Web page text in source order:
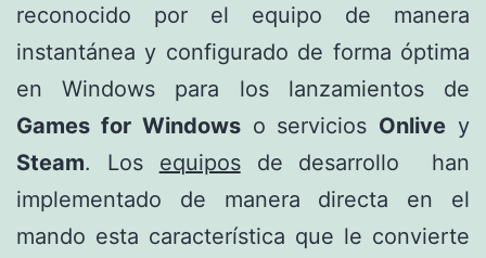
reconocido por el equipo de manera
instantánea y configurado de forma óptima
en Windows para los lanzamientos de
Games for Windowso servicios Onlive y
Steam. Los equiposde desarrollo han
implementado de manera directa en el
mando esta característica que le convierte